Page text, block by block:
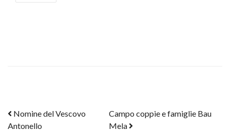
Post navigation
Nomine del Vescovo
Antonello
Campo coppie e famiglie Bau
Mela